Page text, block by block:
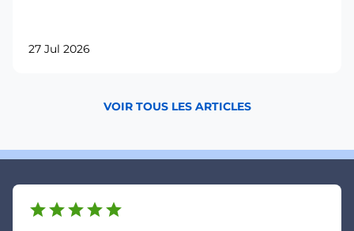
27 Jul 2026
VOIR TOUS LES ARTICLES
starstarstarstarstar